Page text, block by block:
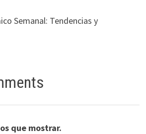
Semanal: Tendencias y
que mostrar.